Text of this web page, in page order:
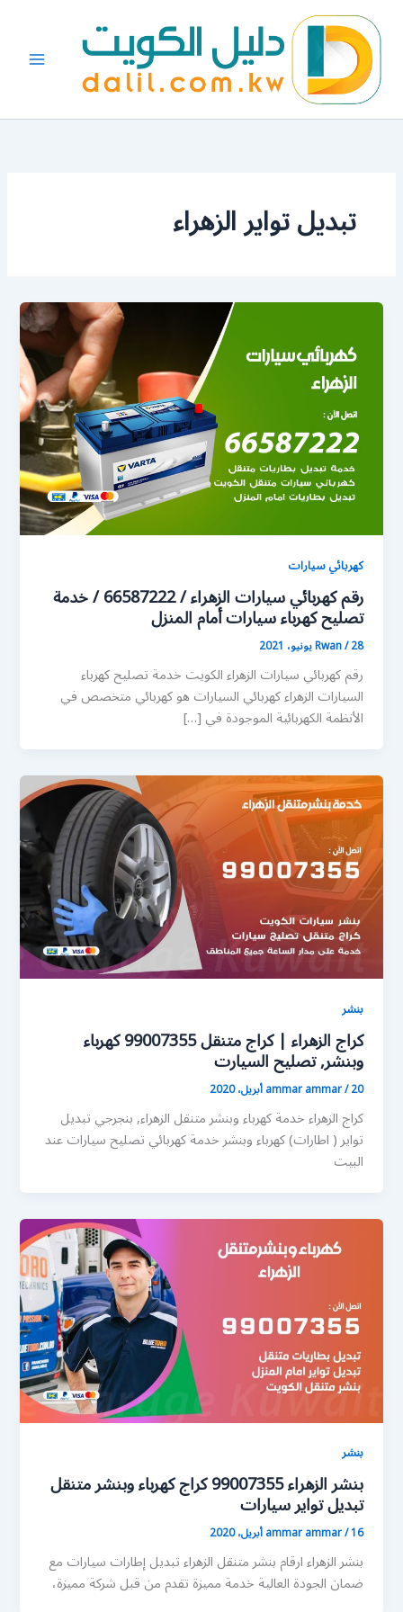
المحتوى
تبديل تواير الزهراء
كهربائي سيارات
رقم كهربائي سيارات الزهراء / 66587222 / خدمة
تصليح كهرباء سيارات أمام المنزل
Rwan/28 يونيو، 2021
رقم كهربائي سيارات الزهراء الكويت خدمة تصليح كهرباء
السيارات الزهراء كهربائي السيارات هو كهربائي متخصص في
الأنظمة الكهربائية الموجودة في […]
بنشر
كراج الزهراء | كراج متنقل 99007355 كهرباء
وبنشر, تصليح السيارت
ammar ammar/20 أبريل، 2020
كراج الزهراء خدمة كهرباء وبنشر متنقل الزهراء, بنجرجي تبديل
تواير ( اطارات) كهرباء وبنشر خدمة كهربائي تصليح سيارات عند
البيت
بنشر
بنشر الزهراء 99007355 كراج كهرباء وبنشر متنقل
تبديل تواير سيارات
ammar ammar/16 أبريل، 2020
بنشر الزهراء ارقام بنشر متنقل الزهراء تبديل إطارات سيارات مع
ضمان الجودة العالية خدمة مميزة تقدم من قبل شركة مميزة،